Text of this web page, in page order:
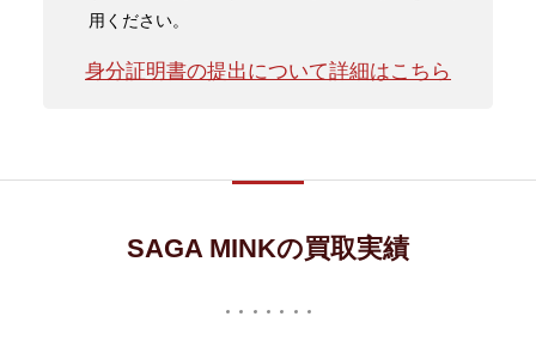
用ください。
身分証明書の提出について詳細はこちら
SAGA MINKの買取実績